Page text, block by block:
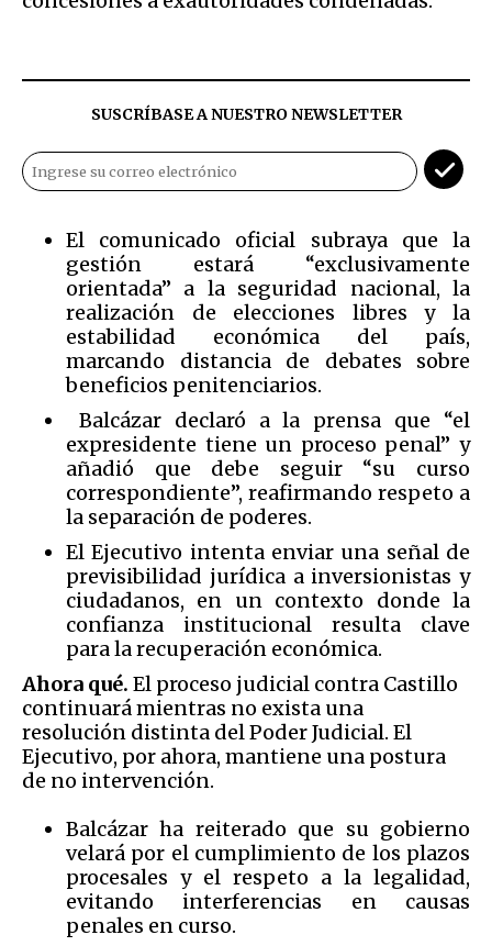
SUSCRÍBASE A NUESTRO NEWSLETTER
El comunicado oficial subraya que la
gestión estará “exclusivamente
orientada” a la seguridad nacional, la
realización de elecciones libres y la
estabilidad económica del país,
marcando distancia de debates sobre
beneficios penitenciarios.
Balcázar declaró a la prensa que “el
expresidente tiene un proceso penal” y
añadió que debe seguir “su curso
correspondiente”, reafirmando respeto a
la separación de poderes.
El Ejecutivo intenta enviar una señal de
previsibilidad jurídica a inversionistas y
ciudadanos, en un contexto donde la
confianza institucional resulta clave
para la recuperación económica.
Ahora qué. El proceso judicial contra Castillo
continuará mientras no exista una
resolución distinta del Poder Judicial. El
Ejecutivo, por ahora, mantiene una postura
de no intervención.
Balcázar ha reiterado que su gobierno
velará por el cumplimiento de los plazos
procesales y el respeto a la legalidad,
evitando interferencias en causas
penales en curso.